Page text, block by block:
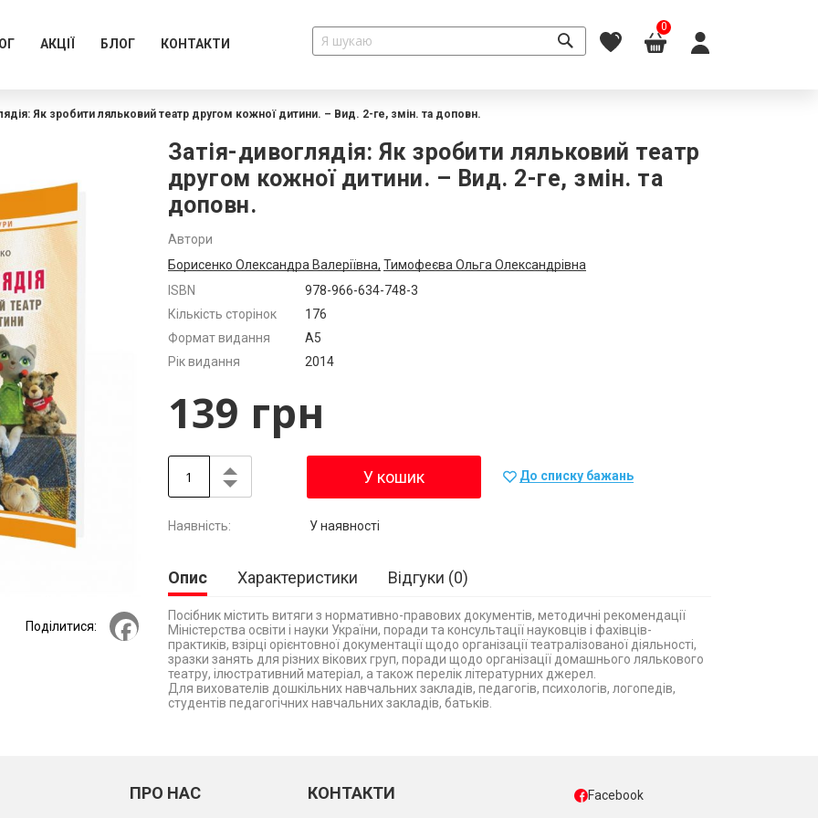
АКЦІЇ БЛОГ КОНТАКТИ
0
Як зробити ляльковий театр другом кожної дитини. – Вид. 2-ге, змін. та доповн.
Затія-дивоглядія: Як зробити ляльковий театр
другом кожної дитини. – Вид. 2-ге, змін. та
доповн.
Автори
Борисенко Олександра Валеріївна, Тимофеєва Ольга Олександрівна
Додатково
ISBN
978-966-634-748-3
Кількість сторінок
176
Формат видання
А5
Рік видання
2014
139 грн
У кошик До списку бажань
У наявності
Опис
Посібник містить витяги з нормативно-правових документів, методичні рекомендації
Міністерства освіти і науки України, поради та консультації науковців і фахівців-
практиків, взірці орієнтовної документації щодо організації театралізованої діяльності,
зразки занять для різних вікових груп, поради щодо організації домашнього лялькового
театру, ілюстративний матеріал, а також перелік літературних джерел.
Для вихователів дошкільних навчальних закладів, педагогів, психологів, логопедів,
студентів педагогічних навчальних закладів, батьків.
Характеристики Відгуки 0
Поділитися: Facebook
ПРО НАС КОНТАКТИ Facebook